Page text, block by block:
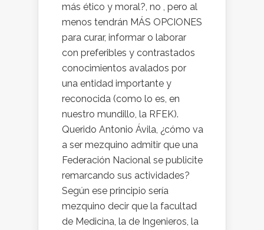
más ético y moral?, no , pero al
menos tendrán MÁS OPCIONES
para curar, informar o laborar
con preferibles y contrastados
conocimientos avalados por
una entidad importante y
reconocida (como lo es, en
nuestro mundillo, la RFEK).
Querido Antonio Ávila, ¿cómo va
a ser mezquino admitir que una
Federación Nacional se publicite
remarcando sus actividades?
Según ese principio sería
mezquino decir que la facultad
de Medicina, la de Ingenieros, la